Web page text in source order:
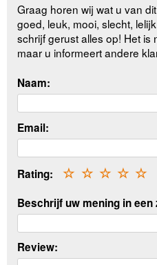
Graag horen wij wat u van
goed, leuk, mooi, slecht,
schrijf gerust alles op! Het is
maar u informeert andere
Naam:
Email:
Rating: ☆
☆
☆
☆
☆
Beschrijf uw mening in een
Review: